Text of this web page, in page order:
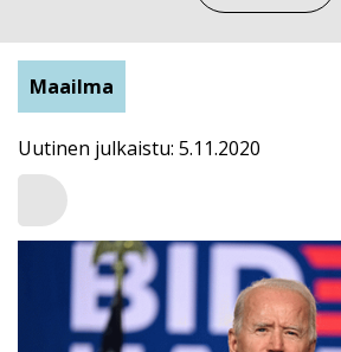
Maailma
Uutinen julkaistu: 5.11.2020